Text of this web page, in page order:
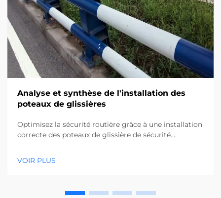
Analyse et synthèse de l'installation des
poteaux de glissières
Optimisez la sécurité routière grâce à une installation
correcte des poteaux de glissière de sécurité.
remblayage pour une conformité de 100 %.
VOIR PLUS